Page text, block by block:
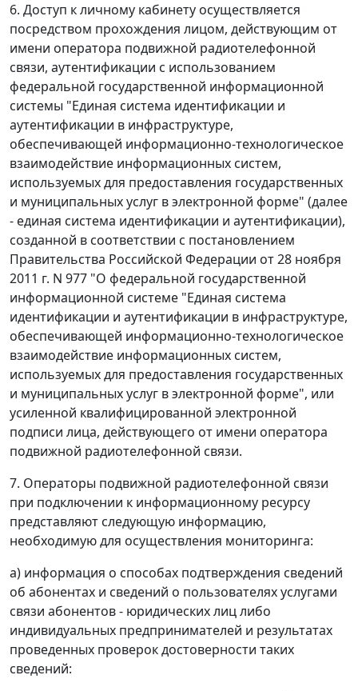
6. Доступ к личному кабинету осуществляется
посредством прохождения лицом, действующим от
имени оператора подвижной радиотелефонной
связи, аутентификации с использованием
федеральной государственной информационной
системы "Единая система идентификации и
аутентификации в инфраструктуре,
обеспечивающей информационно-технологическое
взаимодействие информационных систем,
используемых для предоставления государственных
и муниципальных услуг в электронной форме" (далее
- единая система идентификации и аутентификации),
созданной в соответствии с постановлением
Правительства Российской Федерации от 28 ноября
2011 г. N 977 "О федеральной государственной
информационной системе "Единая система
идентификации и аутентификации в инфраструктуре,
обеспечивающей информационно-технологическое
взаимодействие информационных систем,
используемых для предоставления государственных
и муниципальных услуг в электронной форме", или
усиленной квалифицированной электронной
подписи лица, действующего от имени оператора
подвижной радиотелефонной связи.
7. Операторы подвижной радиотелефонной связи
при подключении к информационному ресурсу
представляют следующую информацию,
необходимую для осуществления мониторинга:
а) информация о способах подтверждения сведений
об абонентах и сведений о пользователях услугами
связи абонентов - юридических лиц либо
индивидуальных предпринимателей и результатах
проведенных проверок достоверности таких
сведений: